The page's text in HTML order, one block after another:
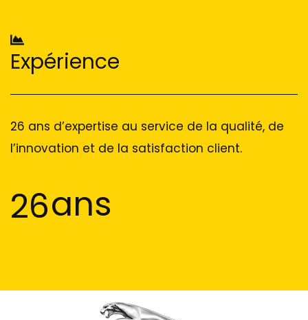
Expérience
26 ans d’expertise au service de la qualité, de
l’innovation et de la satisfaction client.
26ans